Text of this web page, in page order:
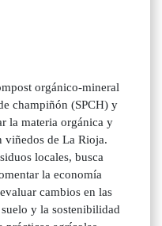
orgánico-mineral
champiñón (SPCH) y
la materia orgánica y
viñedos de La Rioja.
locales, busca
la economía
cambios en las
y la sostenibilidad